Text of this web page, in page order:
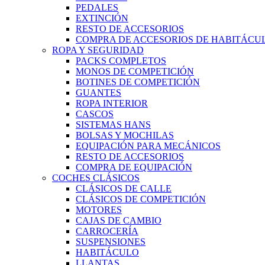
PEDALES
EXTINCIÓN
RESTO DE ACCESORIOS
COMPRA DE ACCESORIOS DE
ROPA Y SEGURIDAD
PACKS COMPLETOS
MONOS DE COMPETICIÓN
BOTINES DE COMPETICIÓN
GUANTES
ROPA INTERIOR
CASCOS
SISTEMAS HANS
BOLSAS Y MOCHILAS
EQUIPACIÓN PARA MECÁNICOS
RESTO DE ACCESORIOS
COMPRA DE EQUIPACIÓN
COCHES CLÁSICOS
CLÁSICOS DE CALLE
CLÁSICOS DE COMPETICIÓN
MOTORES
CAJAS DE CAMBIO
CARROCERÍA
SUSPENSIONES
HABITÁCULO
LLANTAS